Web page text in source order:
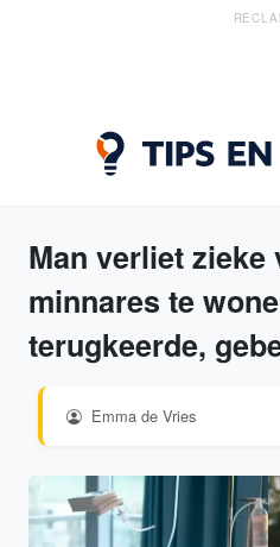
Man verliet
minnares te
terugkeerde,
Emma de Vries